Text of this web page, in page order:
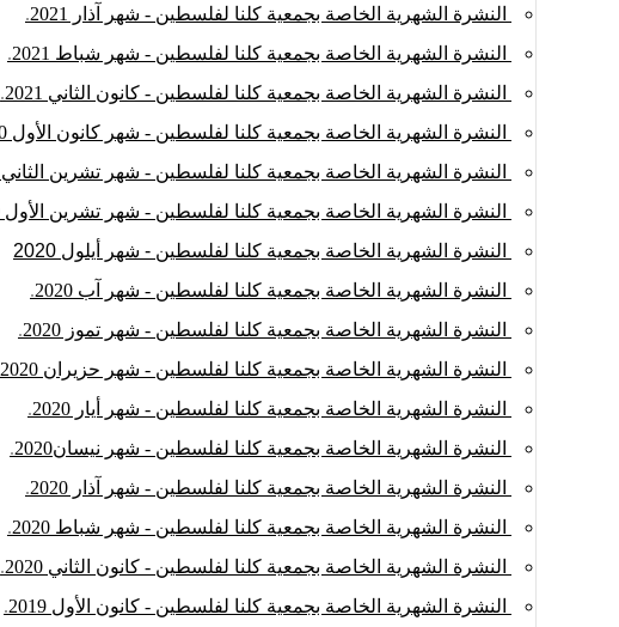
النشرة الشهرية الخاصة بجمعية كلنا لفلسطين - شهر آذار 2021
.
النشرة الشهرية الخاصة بجمعية كلنا لفلسطين - شهر شباط 2021
.
النشرة الشهرية الخاصة بجمعية كلنا لفلسطين - كانون الثاني 2021
.
النشرة الشهرية الخاصة بجمعية كلنا لفلسطين - شهر كانون الأول 2020
النشرة الشهرية الخاصة بجمعية كلنا لفلسطين - شهر تشرين الثاني 2020
النشرة الشهرية الخاصة بجمعية كلنا لفلسطين - شهر تشرين الأول 2020
النشرة الشهرية الخاصة بجمعية كلنا لفلسطين - شهر أيلول 2020
النشرة الشهرية الخاصة بجمعية كلنا لفلسطين - شهر آب 2020
.
النشرة الشهرية الخاصة بجمعية كلنا لفلسطين - شهر تموز 2020
.
النشرة الشهرية الخاصة بجمعية كلنا لفلسطين - شهر حزيران 2020
النشرة الشهرية الخاصة بجمعية كلنا لفلسطين - شهر أيار 2020
.
النشرة الشهرية الخاصة بجمعية كلنا لفلسطين - شهر نيسان2020
.
النشرة الشهرية الخاصة بجمعية كلنا لفلسطين - شهر آذار 2020
.
النشرة الشهرية الخاصة بجمعية كلنا لفلسطين - شهر شباط 2020
.
النشرة الشهرية الخاصة بجمعية كلنا لفلسطين - كانون الثاني 2020
.
النشرة الشهرية الخاصة بجمعية كلنا لفلسطين - كانون الأول 2019
.